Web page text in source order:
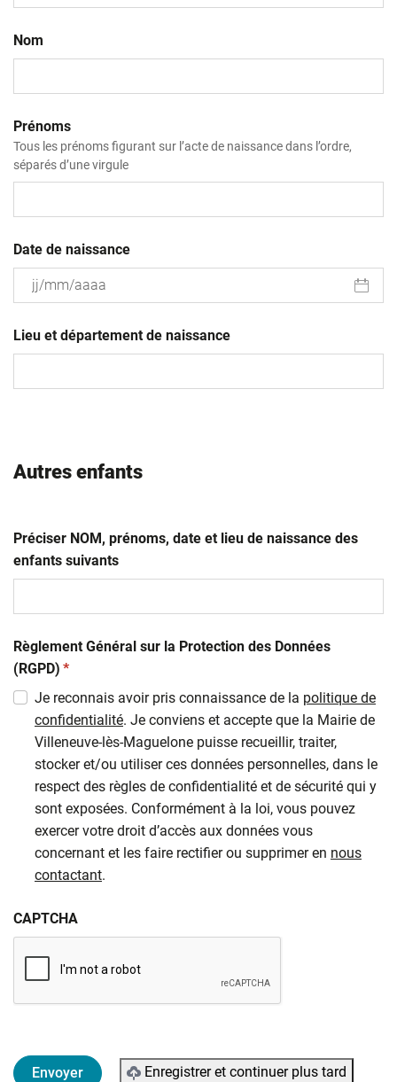
Nom
Prénoms
Tous les prénoms figurant sur l’acte de naissance dans l’ordre,
séparés d’une virgule
Date de naissance
slash
MM
Lieu et département de naissance
Autres enfants
Préciser NOM, prénoms, date et lieu de naissance des
enfants suivants
Règlement Général sur la Protection des Données
(RGPD) (obligatoire)
*
Je reconnais avoir pris connaissance de la politique de
confidentialité. Je conviens et accepte que la Mairie de
Villeneuve-lès-Maguelone puisse recueillir, traiter,
stocker et/ou utiliser ces données personnelles, dans le
respect des règles de confidentialité et de sécurité qui y
sont exposées. Conformément à la loi, vous pouvez
exercer votre droit d’accès aux données vous
concernant et les faire rectifier ou supprimer en nous
contactant.
CAPTCHA
Enregistrer et continuer plus tard